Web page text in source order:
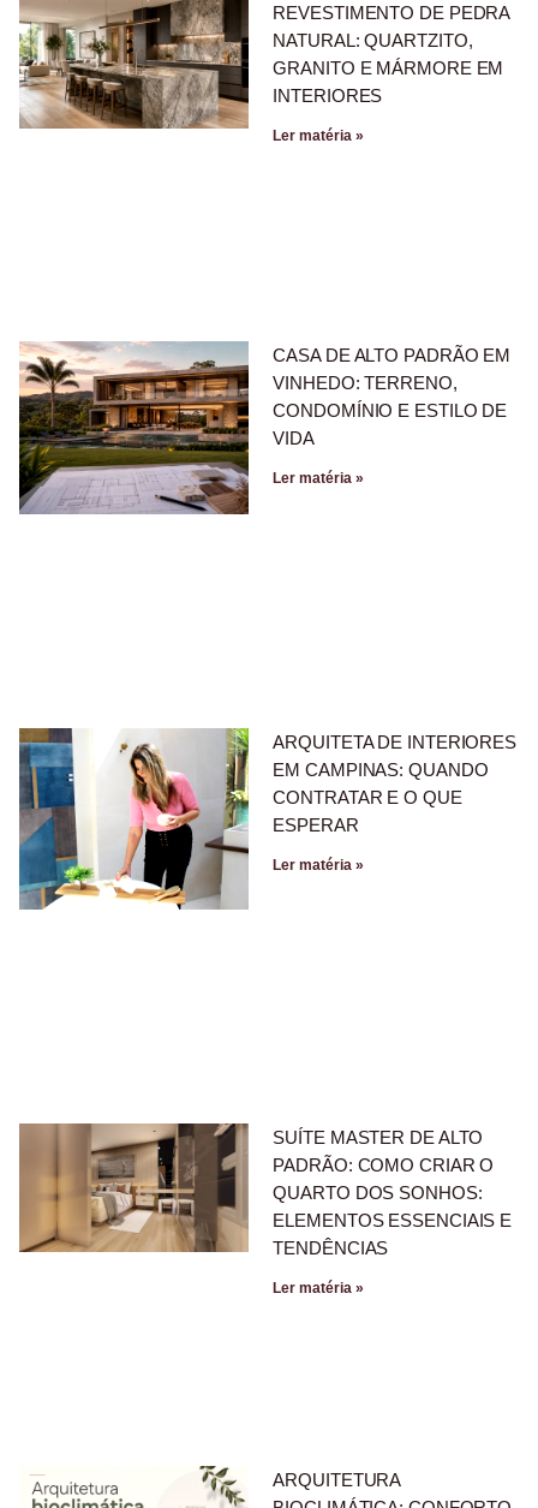
REVESTIMENTO DE PEDRA
NATURAL: QUARTZITO,
GRANITO E MÁRMORE EM
INTERIORES
Ler matéria »
CASA DE ALTO PADRÃO EM
VINHEDO: TERRENO,
CONDOMÍNIO E ESTILO DE
VIDA
Ler matéria »
ARQUITETA DE INTERIORES
EM CAMPINAS: QUANDO
CONTRATAR E O QUE
ESPERAR
Ler matéria »
SUÍTE MASTER DE ALTO
PADRÃO: COMO CRIAR O
QUARTO DOS SONHOS:
ELEMENTOS ESSENCIAIS E
TENDÊNCIAS
Ler matéria »
ARQUITETURA